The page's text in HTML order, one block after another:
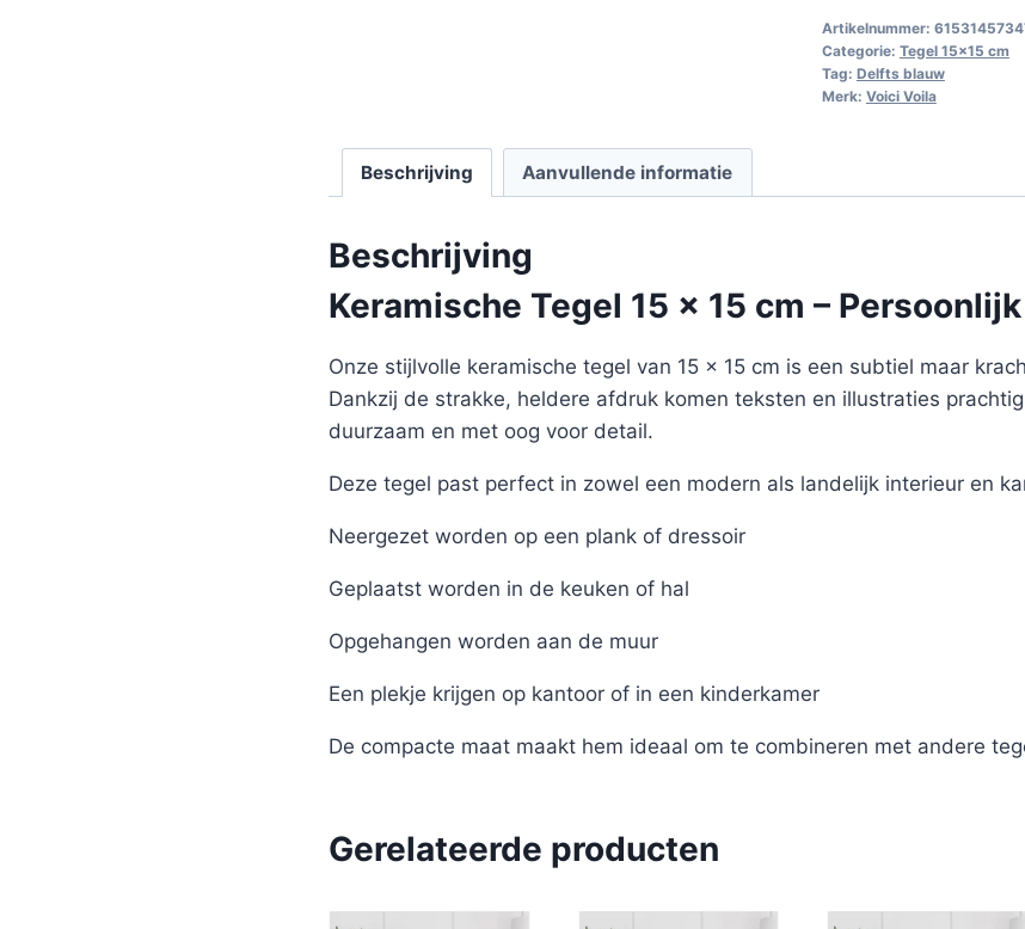
Artikelnummer:
Categorie: Tegel 15x15 cm
Tag: Delfts blauw
Merk: Voici Voila
Beschrijving Aanvullende informatie
Beschrijving
Keramische Tegel 15 x 15 cm –
Onze stijlvolle keramische tegel van 15 x 15 cm is een subtiel maar
Dankzij de strakke, heldere afdruk komen teksten en illustraties
duurzaam en met oog voor detail.
Deze tegel past perfect in zowel een modern als landelijk interieur en
Neergezet worden op een plank of dressoir
Geplaatst worden in de keuken of hal
Opgehangen worden aan de muur
Een plekje krijgen op kantoor of in een kinderkamer
De compacte maat maakt hem ideaal om te combineren met andere
Gerelateerde producten